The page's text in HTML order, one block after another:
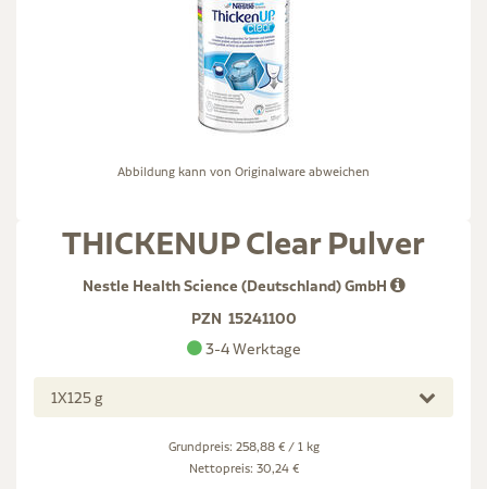
Abbildung kann von Originalware abweichen
THICKENUP Clear Pulver
Nestle Health Science (Deutschland) GmbH
PZN 15241100
3-4 Werktage
1X125 g
Grundpreis: 258,88 € / 1 kg
Nettopreis: 30,24 €